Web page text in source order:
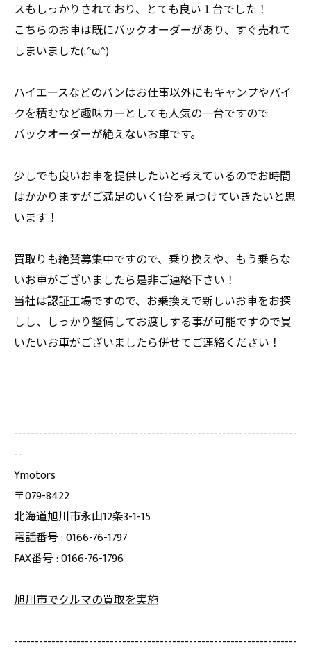
スもしっかりされており、とても良い１台でした！
こちらのお車は既にバックオーダーがあり、すぐ売れて
しまいました(;^ω^)
ハイエースなどのバンはお仕事以外にもキャンプやバイ
クを積むなど趣味カーとしても人気の一台ですので
バックオーダーが絶えないお車です。
少しでも良いお車を提供したいと考えているのでお時間
はかかりますがご満足のいく1台を見つけていきたいと思
います！
買取りも絶賛募集中ですので、乗り換えや、もう乗らな
いお車がございましたら是非ご連絡下さい！
当社は認証工場ですので、お乗換えで新しいお車をお探
しし、しっかり整備してお渡しする事が可能ですので買
いたいお車がございましたら併せてご連絡ください！
--------------------------------------------------------------------
--
Ymotors
〒079-8422
北海道旭川市永山12条3-1-15
電話番号 : 0166-76-1797
FAX番号 : 0166-76-1796
旭川市でクルマの買取を実施
--------------------------------------------------------------------